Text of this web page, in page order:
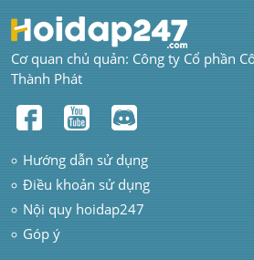
Cơ quan chủ quản: Công ty Cổ phần
Thành Phát
Hướng dẫn sử dụng
Điều khoản sử dụng
Nội quy hoidap247
Góp ý